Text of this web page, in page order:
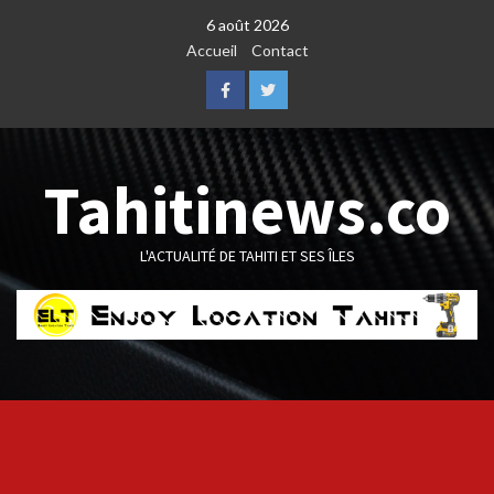
6 août 2026
Accueil
Contact
FacebookTwitter
Tahitinews.co
L'ACTUALITÉ DE TAHITI ET SES ÎLES